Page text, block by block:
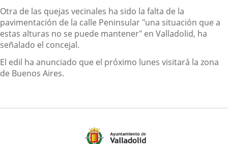
Otra de las quejas vecinales ha sido la falta de la
pavimentación de la calle Peninsular "una situación que a
estas alturas no se puede mantener" en Valladolid, ha
señalado el concejal.
El edil ha anunciado que el próximo lunes visitará la zona
de Buenos Aires.